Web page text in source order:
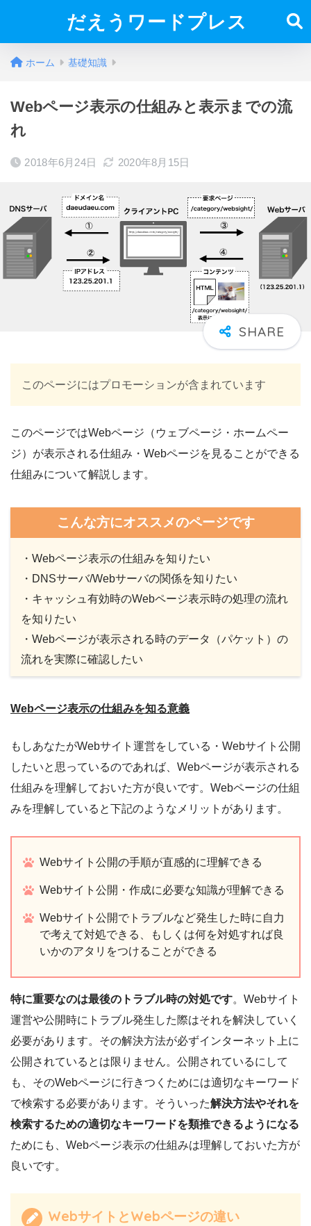
だえうワードプレス
ホーム 基礎知識
Webページ表示の仕組みと表示までの流
れ
2018年6月24日 2020年8月15日
このページにはプロモーションが含まれています
このページではWebページ（ウェブページ・ホームペー
ジ）が表示される仕組み・Webページを見ることができる
仕組みについて解説します。
こんな方にオススメのページです
・Webページ表示の仕組みを知りたい
・DNSサーバ/Webサーバの関係を知りたい
・キャッシュ有効時のWebページ表示時の処理の流れ
を知りたい
・Webページが表示される時のデータ（パケット）の
流れを実際に確認したい
Webページ表示の仕組みを知る意義
もしあなたがWebサイト運営をしている・Webサイト公開
したいと思っているのであれば、Webページが表示される
仕組みを理解しておいた方が良いです。Webページの仕組
みを理解していると下記のようなメリットがあります。
Webサイト公開の手順が直感的に理解できる
Webサイト公開・作成に必要な知識が理解できる
Webサイト公開でトラブルなど発生した時に自力
で考えて対処できる、もしくは何を対処すれば良
いかのアタリをつけることができる
特に重要なのは最後のトラブル時の対処です。Webサイト
運営や公開時にトラブル発生した際はそれを解決していく
必要があります。その解決方法が必ずインターネット上に
公開されているとは限りません。公開されているにして
も、そのWebページに行きつくためには適切なキーワード
で検索する必要があります。そういった解決方法やそれを
検索するための適切なキーワードを類推できるようになる
ためにも、Webページ表示の仕組みは理解しておいた方が
良いです。
WebサイトとWebページの違い